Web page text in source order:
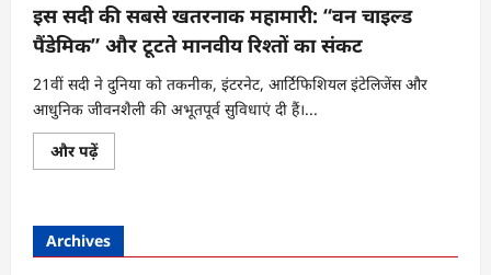
इस सदी की सबसे खतरनाक महामारी: “वन चाइल्ड
पैंडेमिक” और टूटते मानवीय रिश्तों का संकट
21वीं सदी ने दुनिया को तकनीक, इंटरनेट, आर्टिफिशियल इंटेलिजेंस और
आधुनिक जीवनशैली की अभूतपूर्व सुविधाएं दी हैं।...
और पढ़ेंइस
सदी
महामारी:
“वन
चाइल्ड
Archives